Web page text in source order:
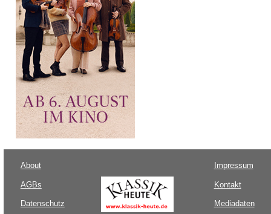
About
AGBs
Datenschutz
Impressum
Kontakt
Mediadaten